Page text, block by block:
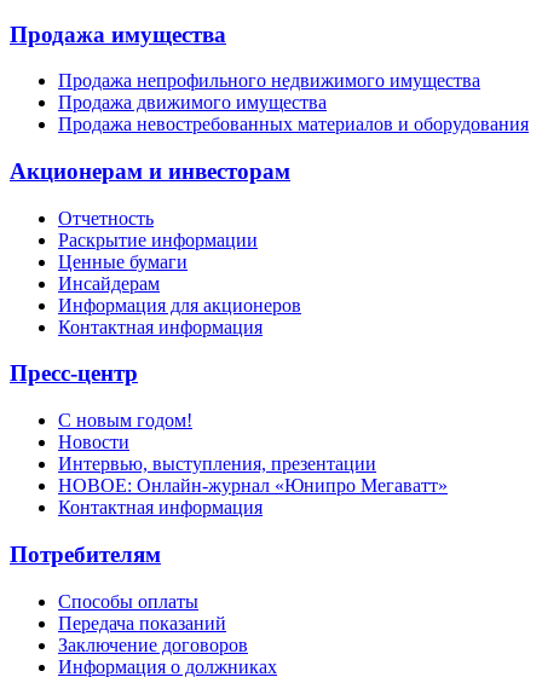
Продажа имущества
Продажа непрофильного недвижимого имущества
Продажа движимого имущества
Продажа невостребованных материалов и оборудования
Акционерам и инвесторам
Отчетность
Раскрытие информации
Ценные бумаги
Инсайдерам
Информация для акционеров
Контактная информация
Пресс-центр
С новым годом!
Новости
Интервью, выступления, презентации
НОВОЕ: Онлайн-журнал «Юнипро Мегаватт»
Контактная информация
Потребителям
Способы оплаты
Передача показаний
Заключение договоров
Информация о должниках